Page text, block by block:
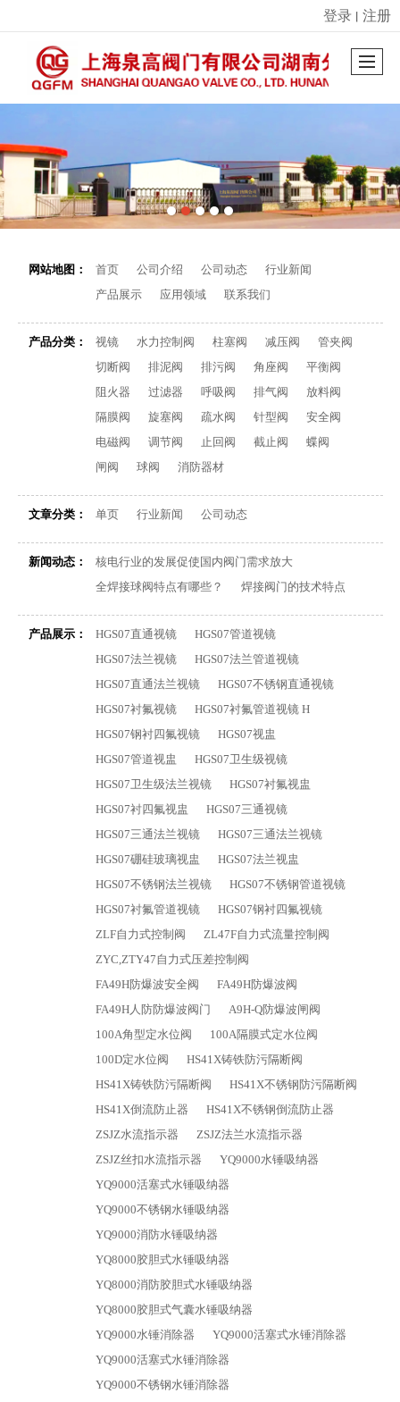
很遗憾，因您的浏览器版本过低导致无法获得最佳浏览体验，推荐下载安装谷歌浏览器！
登录 丨 注册
网站地图： 首页 公司介绍 公司动态
行业新闻
产品展示
应用领域 联系我们
产品分类： 视镜 水力控制阀 柱塞阀 减压阀
管夹阀
切断阀
排泥阀 排污阀 角座阀
平衡阀
阻火器
过滤器 呼吸阀 排气阀
放料阀
隔膜阀
旋塞阀 疏水阀 针型阀
安全阀
电磁阀
调节阀 止回阀 截止阀
蝶阀
闸阀
球阀 消防器材
文章分类： 单页 行业新闻 公司动态
新闻动态：
核电行业的发展促使国内阀门需求放大
全焊接球阀特点有哪些？
焊接阀门的技术特点
产品展示： HGS07直通视镜
HGS07管道视镜
HGS07法兰视镜
HGS07法兰管道视镜
HGS07直通法兰视镜
HGS07不锈钢直通视镜
HGS07衬氟视镜
HGS07衬氟管道视镜 H
HGS07钢衬四氟视镜
HGS07视盅
HGS07管道视盅
HGS07卫生级视镜
HGS07卫生级法兰视镜
HGS07衬氟视盅
HGS07衬四氟视盅
HGS07三通视镜
HGS07三通法兰视镜
HGS07三通法兰视镜
HGS07硼硅玻璃视盅
HGS07法兰视盅
HGS07不锈钢法兰视镜
HGS07不锈钢管道视镜
HGS07衬氟管道视镜
HGS07钢衬四氟视镜
ZLF自力式控制阀
ZL47F自力式流量控制阀
ZYC,ZTY47自力式压差控制阀
FA49H防爆波安全阀
FA49H防爆波阀
FA49H人防防爆波阀门
A9H-Q防爆波闸阀
100A角型定水位阀
100A隔膜式定水位阀
100D定水位阀
HS41X铸铁防污隔断阀
HS41X铸铁防污隔断阀
HS41X不锈钢防污隔断阀
HS41X倒流防止器
HS41X不锈钢倒流防止器
ZSJZ水流指示器
ZSJZ法兰水流指示器
ZSJZ丝扣水流指示器
YQ9000水锤吸纳器
YQ9000活塞式水锤吸纳器
YQ9000不锈钢水锤吸纳器
YQ9000消防水锤吸纳器
YQ8000胶胆式水锤吸纳器
YQ8000消防胶胆式水锤吸纳器
YQ8000胶胆式气囊水锤吸纳器
YQ9000水锤消除器
YQ9000活塞式水锤消除器
YQ9000活塞式水锤消除器
YQ9000不锈钢水锤消除器